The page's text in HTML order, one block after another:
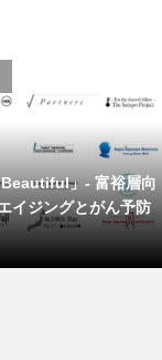
」- 富裕層向
イジングとがん予防